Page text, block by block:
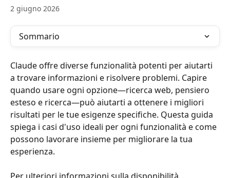
2 giugno 2026
Sommario
Claude offre diverse funzionalità potenti per aiutarti
a trovare informazioni e risolvere problemi. Capire
quando usare ogni opzione—ricerca web, pensiero
esteso e ricerca—può aiutarti a ottenere i migliori
risultati per le tue esigenze specifiche. Questa guida
spiega i casi d'uso ideali per ogni funzionalità e come
possono lavorare insieme per migliorare la tua
esperienza.